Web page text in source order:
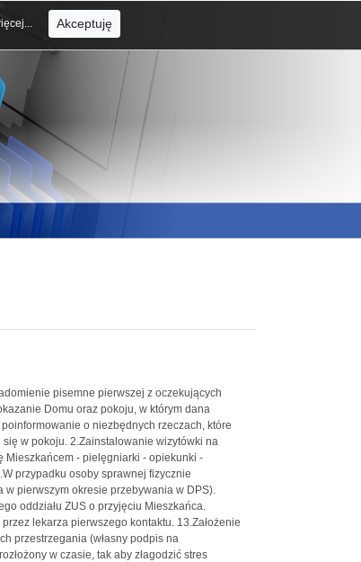
pisemne pierwszej z oczekujących
Domu oraz pokoju, w którym dana
o niezbędnych rzeczach, które
w pokoju. 2.Zainstalowanie wizytówki na
Mieszkańcem - pielęgniarki - opiekunki -
przypadku osoby sprawnej fizycznie
pierwszym okresie przebywania w DPS).
oddziału ZUS o przyjęciu Mieszkańca.
lekarza pierwszego kontaktu. 13.Założenie
przestrzegania (własny podpis na
w czasie, tak aby złagodzić stres
Akceptuję